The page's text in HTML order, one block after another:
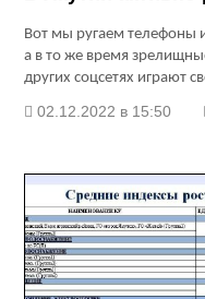
Вот мы ругаем телефоны
а в то же время
других соцсетях играют
02.12.2022 в 15:50